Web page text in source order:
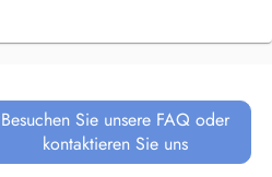
Besuchen Sie unsere FAQ oder
kontaktieren Sie uns